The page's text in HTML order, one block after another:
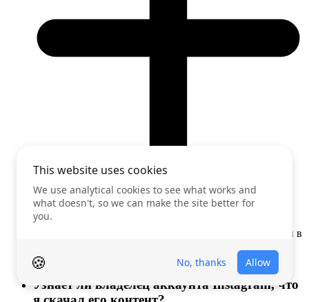
С этим загрузчиком Instagram вы можете сохранять
рилсы, публикации, фото, отмеченные изображения и
истории в высоком качестве. Анонимный загрузчик
Instagram гарантирует, что файлы будут в безопасности в
времени, чтобы вернуться к ним и скачать.
Узнает ли владелец аккаунта Instagram, что